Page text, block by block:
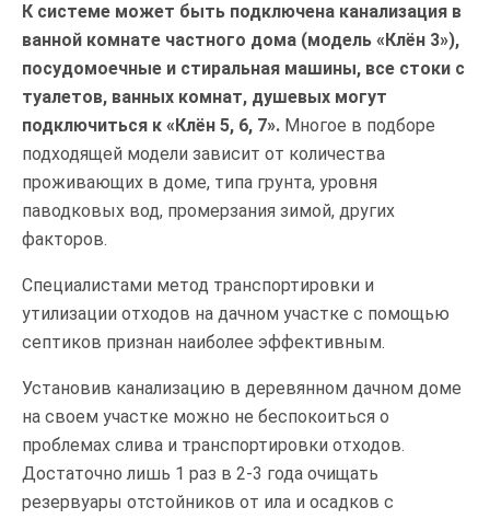
К системе может быть подключена канализация в
ванной комнате частного дома (модель «Клён 3»),
посудомоечные и стиральная машины, все стоки с
туалетов, ванных комнат, душевых могут
подключиться к «Клён 5, 6, 7». Многое в подборе
подходящей модели зависит от количества
проживающих в доме, типа грунта, уровня
паводковых вод, промерзания зимой, других
факторов.
Специалистами метод транспортировки и
утилизации отходов на дачном участке с помощью
септиков признан наиболее эффективным.
Установив канализацию в деревянном дачном доме
на своем участке можно не беспокоиться о
проблемах слива и транспортировки отходов.
Достаточно лишь 1 раз в 2-3 года очищать
резервуары отстойников от ила и осадков с